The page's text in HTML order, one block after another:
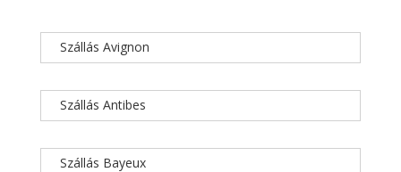
Szállás Avignon
Szállás Antibes
Szállás Bayeux